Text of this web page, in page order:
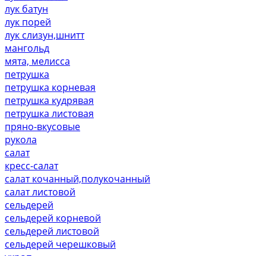
лук батун
лук порей
лук слизун,шнитт
мангольд
мята, мелисса
петрушка
петрушка корневая
петрушка кудрявая
петрушка листовая
пряно-вкусовые
рукола
салат
кресс-салат
салат кочанный,полукочанный
салат листовой
сельдерей
сельдерей корневой
сельдерей листовой
сельдерей черешковый